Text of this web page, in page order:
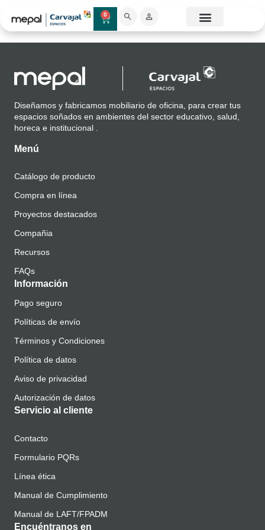
0
Renders
Diseñamos y fabricamos mobiliario de oficina, para crear tus
espacios soñados en ambientes del sector educativo, salud,
horeca e institucional .
Menú
Catálogo de producto
Compra en línea
Proyectos destacados
Compañia
Recursos
FAQs
Información
Pago seguro
Políticas de envío
Términos y Condiciones
Política de datos
Aviso de privacidad
Autorización de datos
Servicio al cliente
Contacto
Formulario PQRs
Línea ética
Manual de Cumplimiento
Manual de LAFT/FPADM
Encuéntranos en